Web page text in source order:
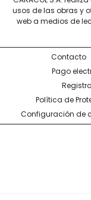
usos de las obras y
web a medios de
Contacto
Pago
Política de
Configuración de